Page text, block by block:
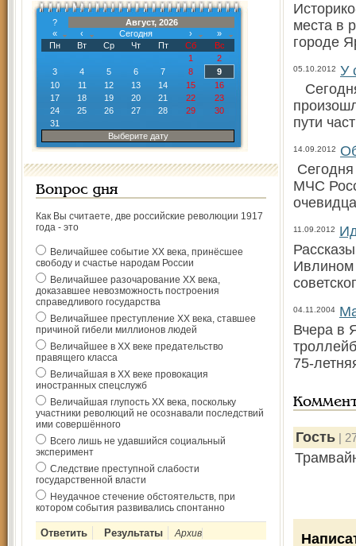
?
Август, 2026
«
‹ Сегодня ›
»
Пн
Вт Ср Чт Пт Сб
Вс
1
2
3
4 5 6 7 8
9
10
11 12 13 14 15
16
17
18 19 20 21 22
23
24
25 26 27 28 29
30
31
Выберите дату
Вопрос дня
Как Вы считаете, две российские революции 1917
года - это
Величайшее событие ХХ века, принёсшее
свободу и счастье народам России
Величайшее разочарование ХХ века,
доказавшее невозможность построения
справедливого государства
Величайшее преступление ХХ века, ставшее
причиной гибели миллионов людей
Величайшее в ХХ веке предательство
правящего класса
Величайшая в ХХ веке провокация
иностранных спецслужб
Величайшая глупость ХХ века, поскольку
участники революций не осознавали последствий
ими совершённого
Всего лишь не удавшийся социальный
эксперимент
Следствие преступной слабости
государственной власти
Неудачное стечение обстоятельств, при
котором события развивались спонтанно
Архив
места в
городе
05.10.2012 У
пути
14.09.2012
МЧС
11.09.2012
Ивлином
04.11.2004
Вчера в
75-
Гость |